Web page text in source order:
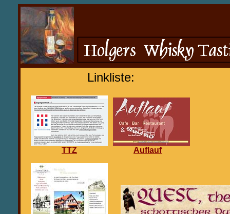
Linkliste:
TTZ Auflauf